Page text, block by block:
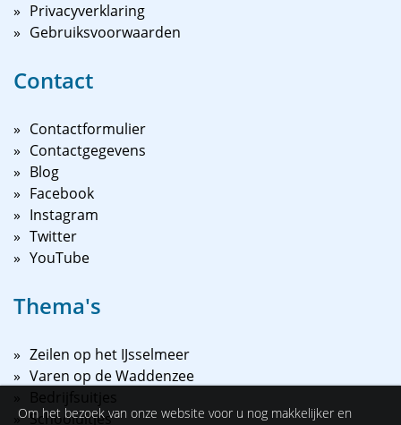
Privacyverklaring
Gebruiksvoorwaarden
Contact
Contactformulier
Contactgegevens
Blog
Facebook
Instagram
Twitter
YouTube
Thema's
Zeilen op het IJsselmeer
Varen op de Waddenzee
Bedrijfsuitjes
Schooluitjes
Om het bezoek van onze website voor u nog makkelijker en